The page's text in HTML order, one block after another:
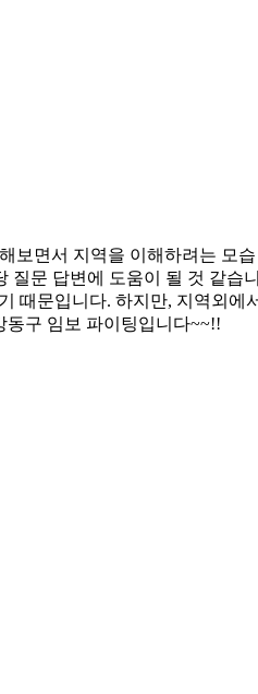
보면서 지역을 이해하려는 모
문 답변에 도움이 될 것 같
때문입니다. 하지만, 지역외
동구 임보 파이팅입니다~~!!